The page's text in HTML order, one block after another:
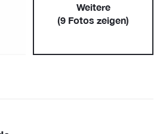
Weitere
(9 Fotos zeigen)